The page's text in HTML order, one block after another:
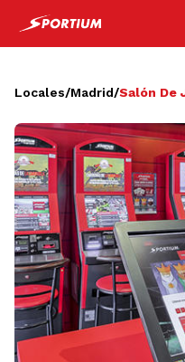
Locales/Madrid/Salón De